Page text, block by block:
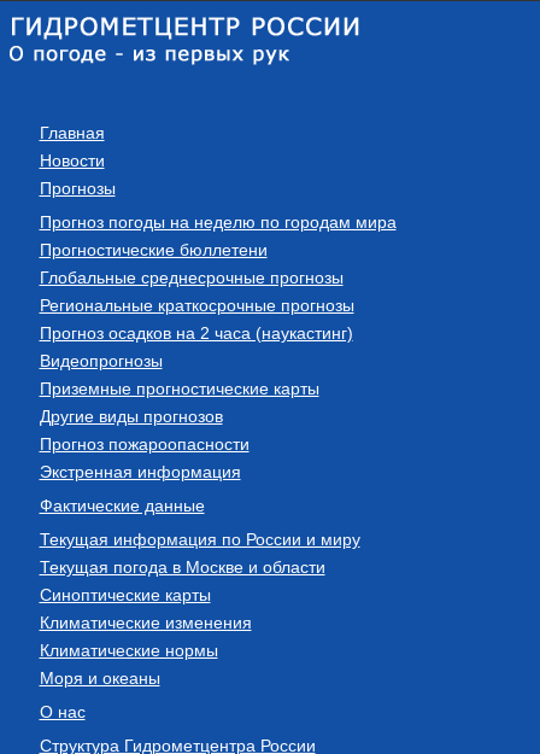
Главная
Новости
Прогнозы
Прогноз погоды на неделю по городам мира
Прогностические бюллетени
Глобальные среднесрочные прогнозы
Региональные краткосрочные прогнозы
Прогноз осадков на 2 часа (наукастинг)
Видеопрогнозы
Приземные прогностические карты
Другие виды прогнозов
Прогноз пожароопасности
Экстренная информация
Фактические данные
Текущая информация по России и миру
Текущая погода в Москве и области
Синоптические карты
Климатические изменения
Климатические нормы
Моря и океаны
О нас
Структура Гидрометцентра России